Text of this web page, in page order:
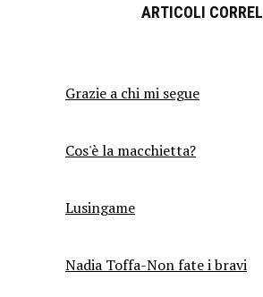
ARTICOLI
Grazie a chi mi segue
Cos'è la macchietta?
Lusingame
Nadia Toffa-Non fate i bravi